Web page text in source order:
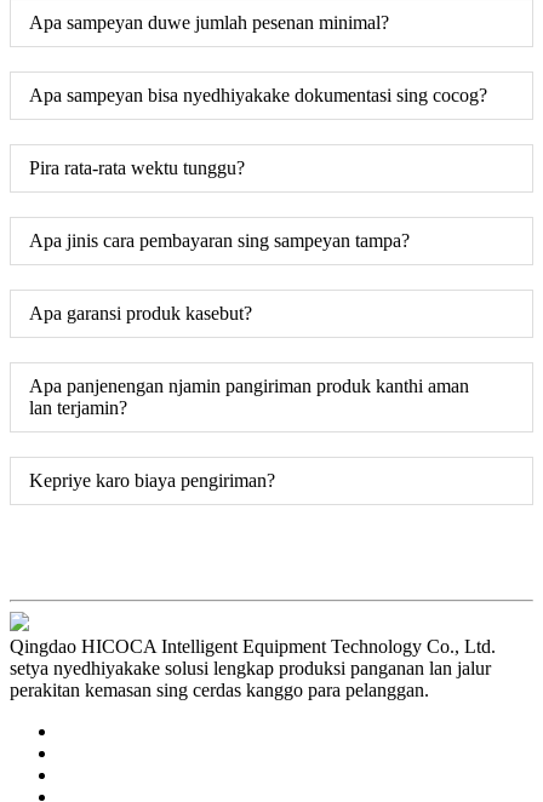
Apa sampeyan duwe jumlah pesenan minimal?
Apa sampeyan bisa nyedhiyakake dokumentasi sing cocog?
Pira rata-rata wektu tunggu?
Apa jinis cara pembayaran sing sampeyan tampa?
Apa garansi produk kasebut?
Apa panjenengan njamin pangiriman produk kanthi aman
lan terjamin?
Kepriye karo biaya pengiriman?
Qingdao HICOCA Intelligent Equipment Technology Co., Ltd.
setya nyedhiyakake solusi lengkap produksi panganan lan jalur
perakitan kemasan sing cerdas kanggo para pelanggan.